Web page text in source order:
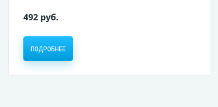
492 руб.
ПОДРОБНЕЕ